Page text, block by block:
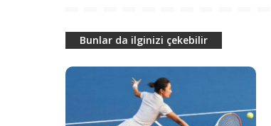
Bunlar da ilginizi çekebilir